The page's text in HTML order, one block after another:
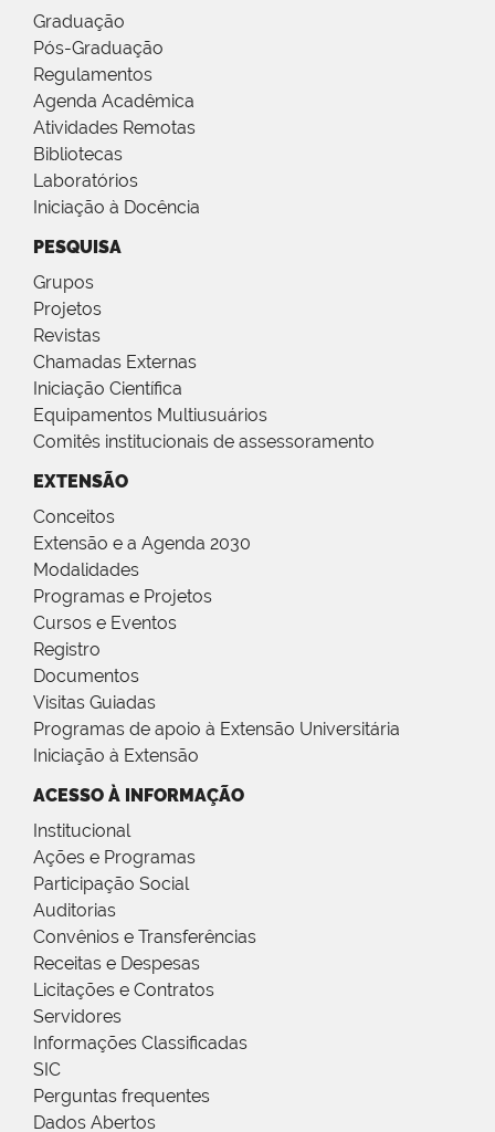
Graduação
Pós-Graduação
Regulamentos
Agenda Acadêmica
Atividades Remotas
Bibliotecas
Laboratórios
Iniciação à Docência
PESQUISA
Grupos
Projetos
Revistas
Chamadas Externas
Iniciação Científica
Equipamentos Multiusuários
Comitês institucionais de assessoramento
EXTENSÃO
Conceitos
Extensão e a Agenda 2030
Modalidades
Programas e Projetos
Cursos e Eventos
Registro
Documentos
Visitas Guiadas
Programas de apoio à Extensão Universitária
Iniciação à Extensão
ACESSO À INFORMAÇÃO
Institucional
Ações e Programas
Participação Social
Auditorias
Convênios e Transferências
Receitas e Despesas
Licitações e Contratos
Servidores
Informações Classificadas
SIC
Perguntas frequentes
Dados Abertos